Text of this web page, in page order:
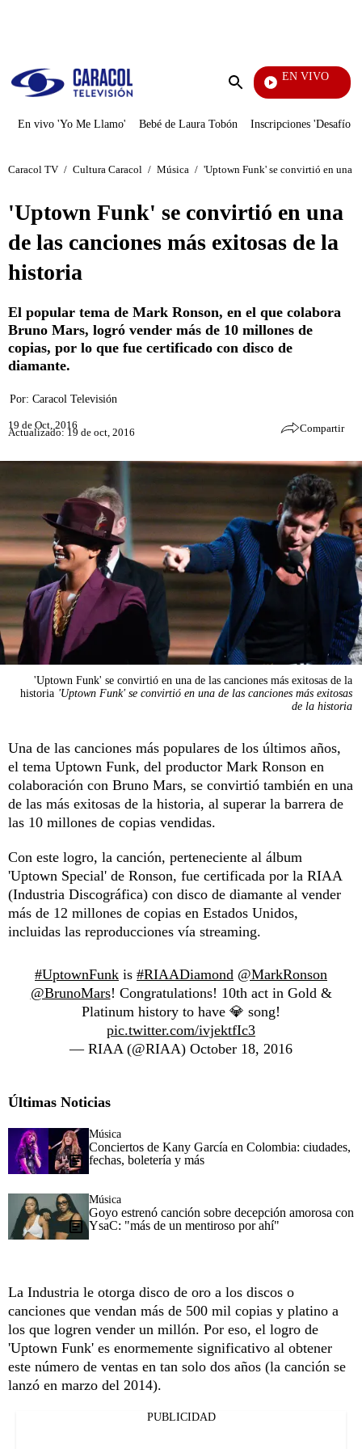
Enviar
EN VIVO
La
En vivo 'Yo Me Llamo' Bebé de Laura Tobón Inscripciones 'Desafío'
Caracol TV / Cultura Caracol / Música / 'Uptown Funk' se convirtió en una
'Uptown Funk' se convirtió en una
de las canciones más exitosas de la
historia
El popular tema de Mark Ronson, en el que colabora
Bruno Mars, logró vender más de 10 millones de
copias, por lo que fue certificado con disco de
diamante.
Por: Caracol Televisión
19 de Oct, 2016
Actualizado: 19 de oct, 2016 Compartir
'Uptown Funk' se convirtió en una de las canciones más exitosas de la
historia 'Uptown Funk' se convirtió en una de las canciones más exitosas
de la historia
Una de las canciones más populares de los últimos años,
el tema Uptown Funk, del productor Mark Ronson en
colaboración con Bruno Mars, se convirtió también en una
de las más exitosas de la historia, al superar la barrera de
las 10 millones de copias vendidas.
Con este logro, la canción, perteneciente al álbum
'Uptown Special' de Ronson, fue certificada por la RIAA
(Industria Discográfica) con disco de diamante al vender
más de 12 millones de copias en Estados Unidos,
incluidas las reproducciones vía streaming.
#UptownFunk is #RIAADiamond @MarkRonson
@BrunoMars! Congratulations! 10th act in Gold &
Platinum history to have 💎 song!
pic.twitter.com/ivjektfIc3
— RIAA (@RIAA) October 18, 2016
Últimas Noticias
Música
Conciertos de Kany García en Colombia: ciudades,
fechas, boletería y más
Música
Goyo estrenó canción sobre decepción amorosa con
YsaC: "más de un mentiroso por ahí"
La Industria le otorga disco de oro a los discos o
canciones que vendan más de 500 mil copias y platino a
los que logren vender un millón. Por eso, el logro de
'Uptown Funk' es enormemente significativo al obtener
este número de ventas en tan solo dos años (la canción se
lanzó en marzo del 2014).
PUBLICIDAD